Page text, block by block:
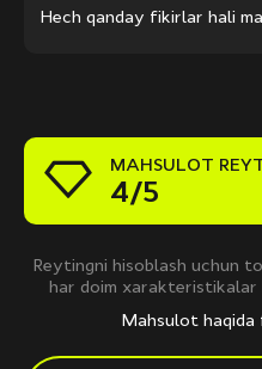
Hech qanday fikirlar hali
MAHSULOT
4/5
Reytingni hisoblash uchun
har doim xarakteristikalar
Mahsulot haqida